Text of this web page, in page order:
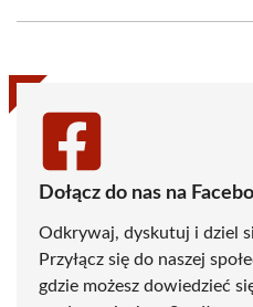
(Twitter)
Dołącz do nas na
Odkrywaj, dyskutuj i dziel
Przyłącz się do naszej
gdzie możesz dowiedzieć